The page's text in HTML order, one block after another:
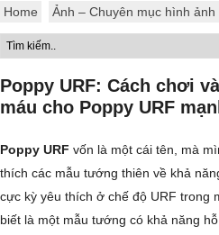
Home Ảnh – Chuyên mục hình ảnh
Poppy URF: Cách chơi
máu cho Poppy URF
Poppy URF vốn là một cái tên, mà
thích các mẫu tướng thiên về khả
cực kỳ yêu thích ở chế độ URF trong
biết là một mẫu tướng có khả năng